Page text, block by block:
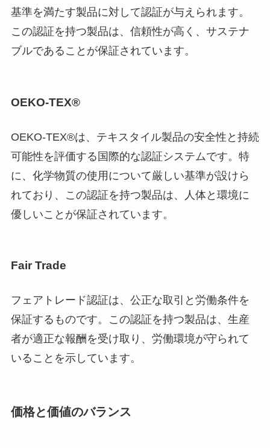
基準を満たす製品に対して認証が与えられます。
この認証を持つ製品は、信頼性が高く、サステナ
ブルであることが保証されています。
OEKO-TEX®
OEKO-TEX®は、テキスタイル製品の安全性と持続
可能性を評価する国際的な認証システムです。特
に、化学物質の使用について厳しい基準が設けら
れており、この認証を持つ製品は、人体と環境に
優しいことが保証されています。
Fair Trade
フェアトレード認証は、公正な取引と労働条件を
保証するものです。この認証を持つ製品は、生産
者が適正な報酬を受け取り、労働環境が守られて
いることを示しています。
価格と価値のバランス